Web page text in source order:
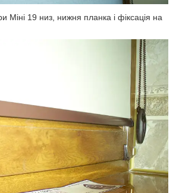
Міні 19 низ, нижня планка і фіксація на